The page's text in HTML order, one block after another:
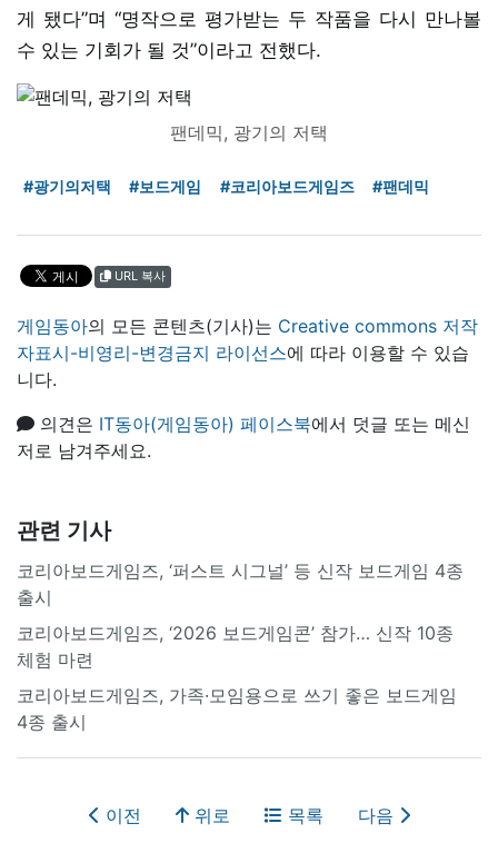
게 됐다”며 “명작으로 평가받는 두 작품을 다시 만나볼
수 있는 기회가 될 것”이라고 전했다.
팬데믹, 광기의 저택
#광기의저택 #보드게임 #코리아보드게임즈 #팬데믹
URL 복사
게임동아의 모든 콘텐츠(기사)는 Creative commons 저작
자표시-비영리-변경금지 라이선스에 따라 이용할 수 있습
니다.
의견은 IT동아(게임동아) 페이스북에서 덧글 또는 메신
저로 남겨주세요.
관련 기사
코리아보드게임즈, ‘퍼스트 시그널’ 등 신작 보드게임 4종
출시
코리아보드게임즈, ‘2026 보드게임콘’ 참가… 신작 10종
체험 마련
코리아보드게임즈, 가족·모임용으로 쓰기 좋은 보드게임
4종 출시
이전 위로 목록 다음